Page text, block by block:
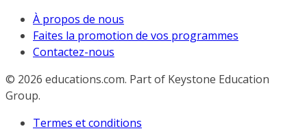
À propos de nous
Faites la promotion de vos programmes
Contactez-nous
© 2026 educations.com. Part of Keystone Education
Group.
Termes et conditions